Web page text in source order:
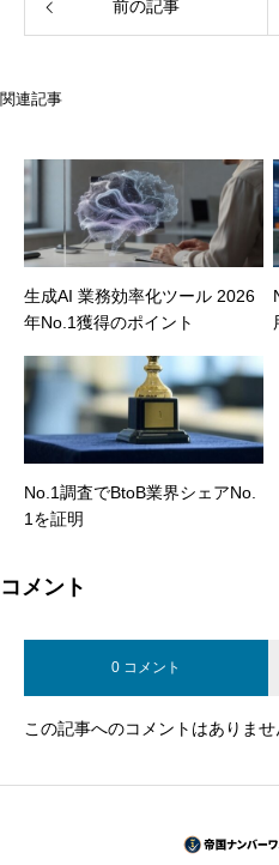
前の記事
関連記事
生成AI 業務効率化ツール 2026
年No.1獲得のポイント
No.1調査でBtoB業界シェアNo.
1を証明
コメント
0 コメント
この記事へのコメントはありませ